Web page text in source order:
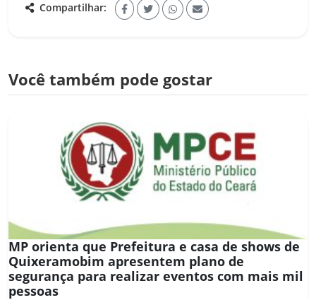
Compartilhar:
Você também pode gostar
MP orienta que Prefeitura e casa de shows de
Quixeramobim apresentem plano de
segurança para realizar eventos com mais mil
pessoas